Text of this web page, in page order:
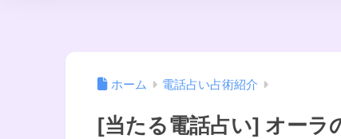
ホーム 電話占い占術紹介
[当たる電話占い] オーラ